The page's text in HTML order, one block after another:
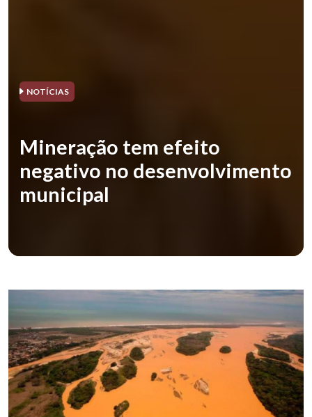
NOTÍCIAS
Mineração tem efeito
negativo no desenvolvimento
municipal